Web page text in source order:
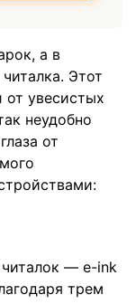
а в
Этот
от увесистых
неудобно
от
— e-ink
трем